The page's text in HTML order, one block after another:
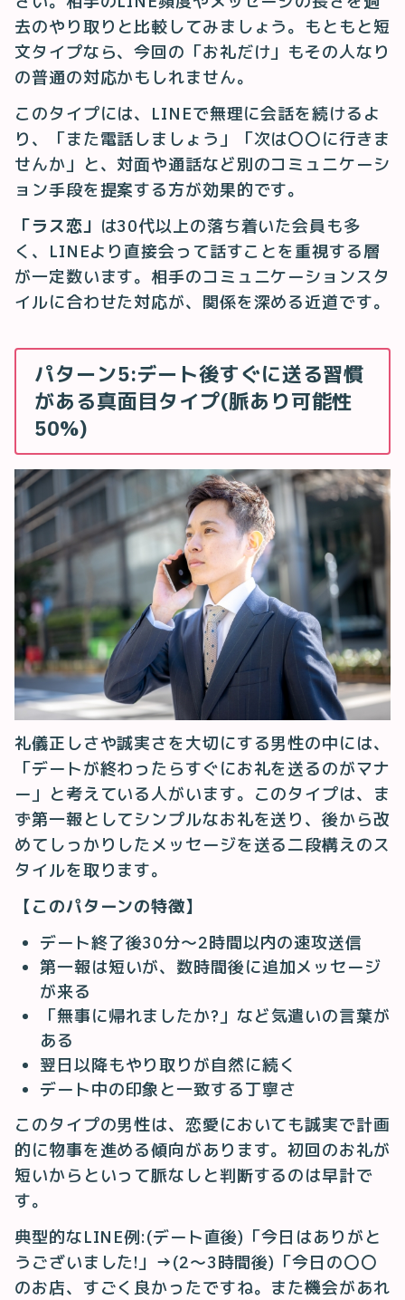
去のやり取りと比較してみましょう。もともと短
文タイプなら、今回の「お礼だけ」もその人なり
の普通の対応かもしれません。
このタイプには、LINEで無理に会話を続けるよ
り、「また電話しましょう」「次は〇〇に行きま
せんか」と、対面や通話など別のコミュニケーシ
ョン手段を提案する方が効果的です。
「ラス恋」 は30代以上の落ち着いた会員も多
く、LINEより直接会って話すことを重視する層
が一定数います。相手のコミュニケーションスタ
イルに合わせた対応が、関係を深める近道です。
パターン5:デート後すぐに送る習慣
がある真面目タイプ(脈あり可能性
50%)
礼儀正しさや誠実さを大切にする男性の中には、
「デートが終わったらすぐにお礼を送るのがマナ
ー」と考えている人がいます。このタイプは、ま
ず第一報としてシンプルなお礼を送り、後から改
めてしっかりしたメッセージを送る二段構えのス
タイルを取ります。
【このパターンの特徴】
デート終了後30分〜2時間以内の速攻送信
第一報は短いが、数時間後に追加メッセージ
が来る
「無事に帰れましたか?」など気遣いの言葉が
ある
翌日以降もやり取りが自然に続く
デート中の印象と一致する丁寧さ
このタイプの男性は、恋愛においても誠実で計画
的に物事を進める傾向があります。初回のお礼が
短いからといって脈なしと判断するのは早計で
す。
典型的なLINE例:(デート直後)「今日はありがと
うございました!」→(2〜3時間後)「今日の〇〇
のお店、すごく良かったですね。また機会があれ